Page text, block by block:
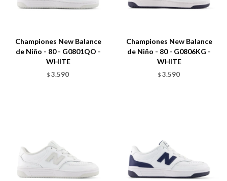
Championes New Balance
de Niño - 80 - G0801QO -
WHITE
$ 3.590
Championes New Balance
de Niño - 80 - G0806KG -
WHITE
$ 3.590